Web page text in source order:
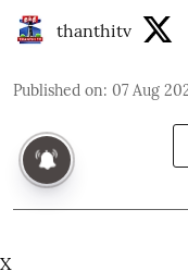
thanthitv
Published on: 07 Aug
X